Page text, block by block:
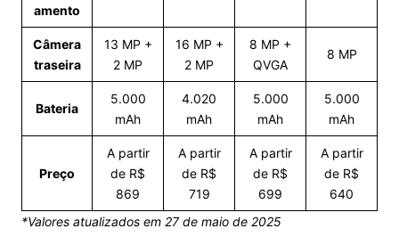
amento
Câmera
traseira
13 MP +
2 MP
16 MP +
2 MP
8 MP +
QVGA
8 MP
Bateria
5.000
mAh
4.020
mAh
5.000
mAh
5.000
mAh
Preço
A partir
de R$
869
A partir
de R$
719
A partir
de R$
699
A partir
de R$
640
*Valores atualizados em 27 de maio de 2025